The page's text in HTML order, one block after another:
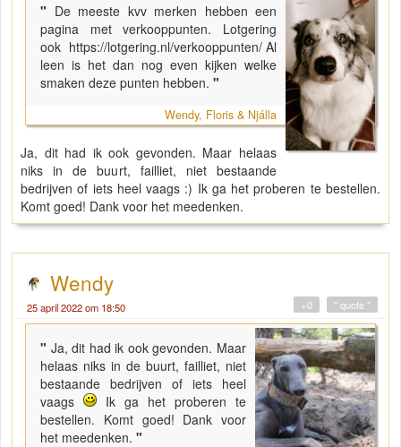
" De meeste kvv merken hebben een
pagina met verkooppunten. Lotgering
ook https://lotgering.nl/verkooppunten/ Al
leen is het dan nog even kijken welke
smaken deze punten hebben. "
Wendy, Floris & Njálla
Ja, dit had ik ook gevonden. Maar helaas
niks in de buurt, failliet, niet bestaande
bedrijven of iets heel vaags :) Ik ga het proberen te bestellen.
Komt goed! Dank voor het meedenken.
Wendy
25 april 2022 om 18:50 " quote "
+0
" Ja, dit had ik ook gevonden. Maar
helaas niks in de buurt, failliet, niet
bestaande bedrijven of iets heel
vaags
Ik ga het proberen te
bestellen. Komt goed! Dank voor
het meedenken. "